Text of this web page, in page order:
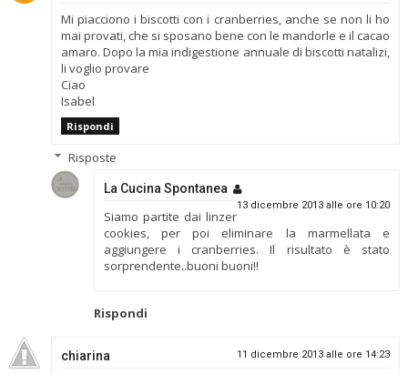
Mi piacciono i biscotti con i cranberries, anche se non li ho
mai provati, che si sposano bene con le mandorle e il cacao
amaro. Dopo la mia indigestione annuale di biscotti natalizi,
li voglio provare
Ciao
Isabel
Rispondi
Risposte
La Cucina Spontanea
13 dicembre 2013 alle ore 10:20
Siamo partite dai linzer
cookies, per poi eliminare la marmellata e
aggiungere i cranberries. Il risultato è stato
sorprendente..buoni buoni!!
Rispondi
chiarina 11 dicembre 2013 alle ore 14:23